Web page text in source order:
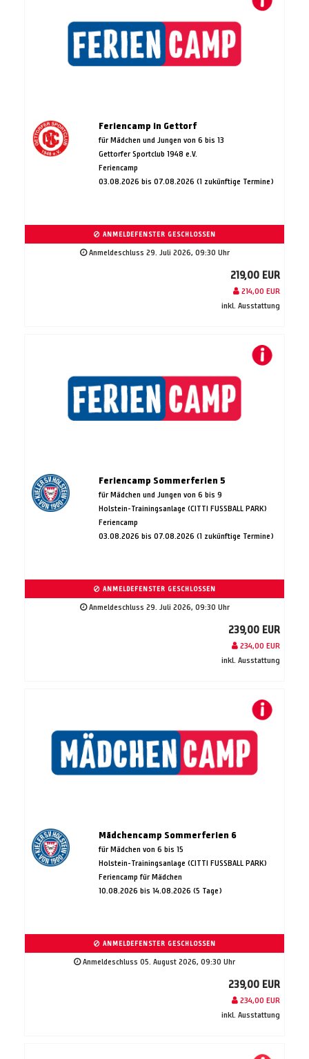
Feriencamp in Gettorf
für Mädchen und Jungen von 6 bis 13
Gettorfer Sportclub 1948 e.V.
Feriencamp
03.08.2026 bis 07.08.2026 (1 zukünftige Termine)
ANMELDEFENSTER GESCHLOSSEN
Anmeldeschluss 29. Juli 2026, 09:30 Uhr
219,00 EUR
214,00 EUR
inkl. Ausstattung
Feriencamp Sommerferien 5
für Mädchen und Jungen von 6 bis 9
Holstein-Trainingsanlage (CITTI FUSSBALL PARK)
Feriencamp
03.08.2026 bis 07.08.2026 (1 zukünftige Termine)
ANMELDEFENSTER GESCHLOSSEN
Anmeldeschluss 29. Juli 2026, 09:30 Uhr
239,00 EUR
234,00 EUR
inkl. Ausstattung
Mädchencamp Sommerferien 6
für Mädchen von 6 bis 15
Holstein-Trainingsanlage (CITTI FUSSBALL PARK)
Feriencamp für Mädchen
10.08.2026 bis 14.08.2026 (5 Tage)
ANMELDEFENSTER GESCHLOSSEN
Anmeldeschluss 05. August 2026, 09:30 Uhr
239,00 EUR
234,00 EUR
inkl. Ausstattung